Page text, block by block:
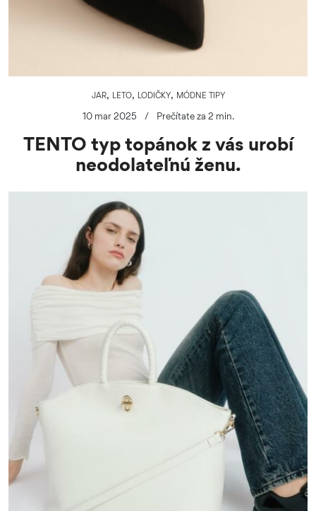
JAR, LETO, LODIČKY, MÓDNE TIPY
10 mar 2025 / Prečítate za 2 min.
TENTO typ topánok z vás urobí
neodolateľnú ženu.